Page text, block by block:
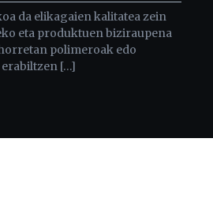
da elikagaien kalitatea zein
eta produktuen biziraupena
polimeroak edo
[…]